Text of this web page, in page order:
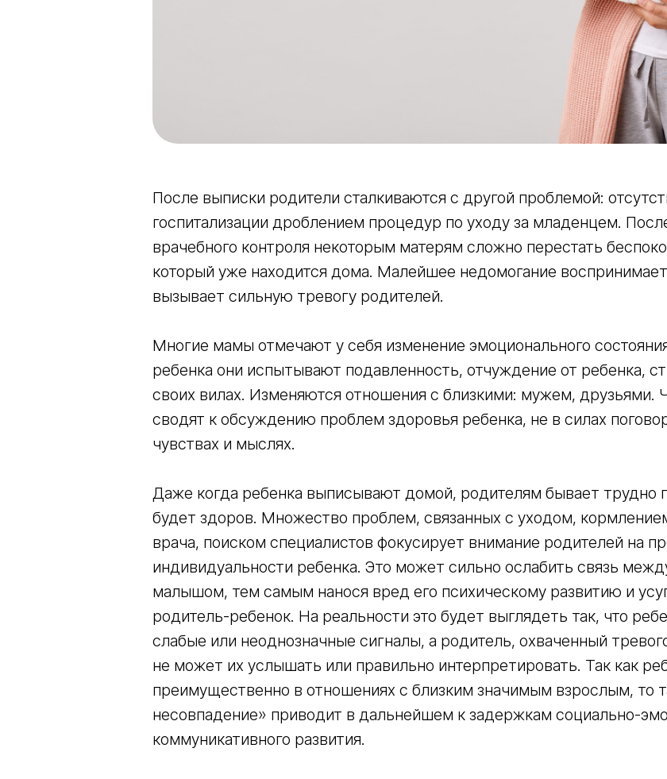
После выписки родители сталкиваются с другой проблемой:
госпитализации дроблением процедур по уходу за младенцем.
врачебного контроля некоторым матерям сложно перестать
который уже находится дома. Малейшее недомогание
вызывает сильную тревогу родителей.
Многие мамы отмечают у себя изменение эмоционального
ребенка они испытывают подавленность, отчуждение от ребенка,
своих вилах. Изменяются отношения с близкими: мужем, друзьями.
сводят к обсуждению проблем здоровья ребенка, не в силах
чувствах и мыслях.
Даже когда ребенка выписывают домой, родителям бывает трудно
будет здоров. Множество проблем, связанных с уходом,
врача, поиском специалистов фокусирует внимание родителей на
индивидуальности ребенка. Это может сильно ослабить связь
малышом, тем самым нанося вред его психическому развитию и
родитель-ребенок. На реальности это будет выглядеть так, что
слабые или неоднозначные сигналы, а родитель, охваченный
не может их услышать или правильно интерпретировать. Так как
преимущественно в отношениях с близким значимым взрослым, то
несовпадение» приводит в дальнейшем к задержкам социально-
коммуникативного развития.